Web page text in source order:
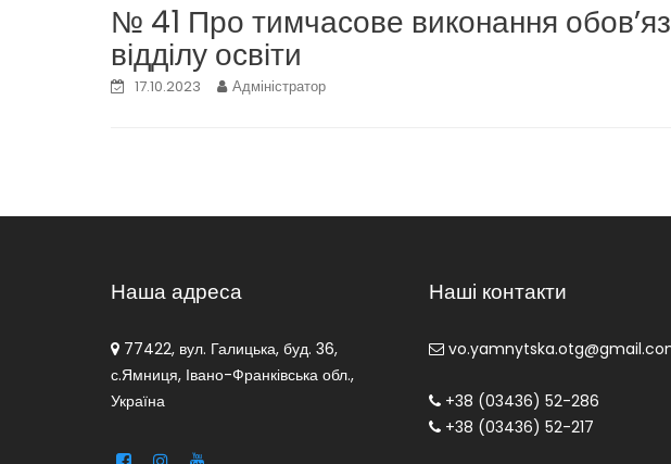
№ 41 Про тимчасове виконання
відділу освіти
17.10.2023 Адміністратор
Наша адреса
77422, вул. Галицька, буд. 36,
с.Ямниця, Івано-Франківська обл.,
Україна
Наші контакти
+38 (03436) 52-286
+38 (03436) 52-217